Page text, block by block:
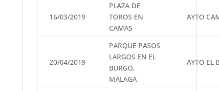
16/03/2019
PLAZA DE
TOROS EN
CAMAS
AYTO
20/04/2019
PARQUE PASOS
LARGOS EN EL
BURGO,
MÁLAGA
AYTO EL